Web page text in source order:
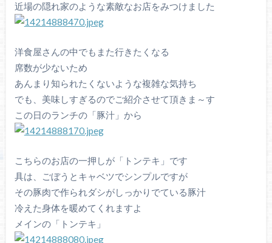
近場の隠れ家のような素敵なお店をみつけました
洋食屋さんの中でもまた行きたくなる
席数が少ないため
あんまり知られたくないような複雑な気持ち
でも、美味しすぎるのでご紹介させて頂きま～す
この日のランチの「豚汁」から
こちらのお店の一押しが「トンテキ」です
具は、ごぼうとキャベツでシンプルですが
その豚肉で作られダシがしっかりでている豚汁
冷えた身体を暖めてくれますよ
メインの「トンテキ」